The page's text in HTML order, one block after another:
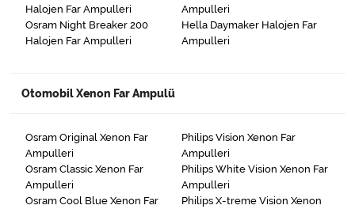
Halojen Far Ampulleri
Osram Night Breaker 200
Halojen Far Ampulleri
Ampulleri
Hella Daymaker Halojen Far
Ampulleri
Otomobil Xenon Far Ampulü
Osram Original Xenon Far
Ampulleri
Osram Classic Xenon Far
Ampulleri
Osram Cool Blue Xenon Far
Philips Vision Xenon Far
Ampulleri
Philips White Vision Xenon Far
Ampulleri
Philips X-treme Vision Xenon